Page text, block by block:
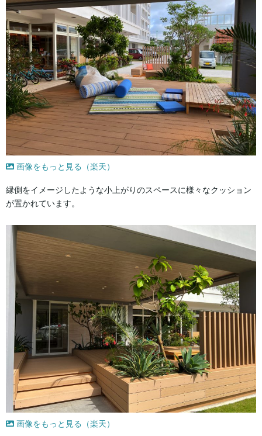
画像をもっと見る（楽天）
縁側をイメージしたような小上がりのスペースに様々なクッション
が置かれています。
画像をもっと見る（楽天）